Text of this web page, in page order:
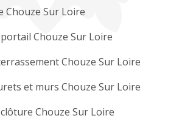
Chouze Sur Loire
Chouze Sur Loire
Chouze Sur Loire
et murs Chouze Sur Loire
Chouze Sur Loire